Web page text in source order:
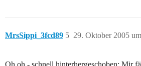
MrsSippi_3fcd89 29. Oktober 2005
5
Oh oh - schnell hinterhergeschoben: Mir